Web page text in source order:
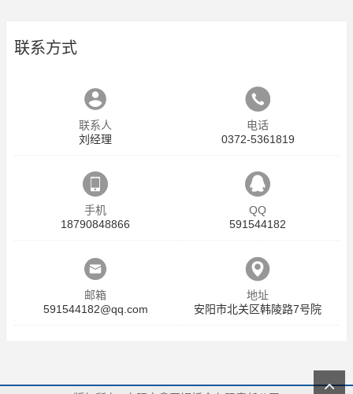
联系方式
联系人
刘经理
电话
0372-5361819
手机
18790848866
QQ
591544182
邮箱
591544182@qq.com
地址
安阳市北关区韩陵路7号院